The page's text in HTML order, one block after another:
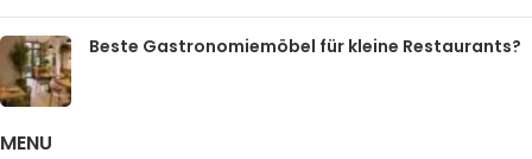
Beste Gastronomiemöbel für kleine Restaurants?
MENU